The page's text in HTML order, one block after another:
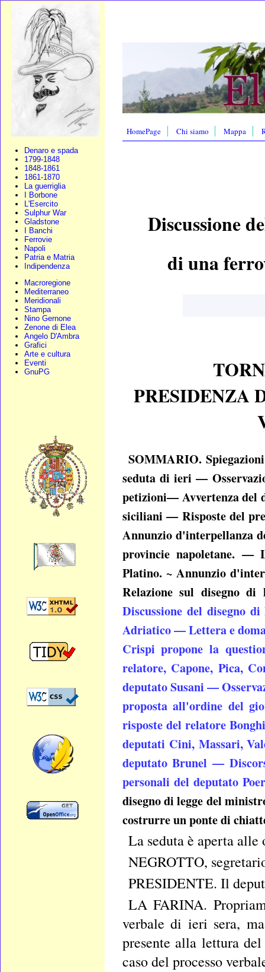
Denaro e spada
1799-1848
1848-1861
1861-1870
La guerriglia
I Borbone
L'Esercito
Sulphur War
Gladstone
I Banchi
Ferrovie
Napoli
Patria e Matria
Indipendenza
Macroregione
Mediterraneo
Meridionali
Stampa
Nino Gernone
Zenone di Elea
Angelo D'Ambra
Grafici
Arte e cultura
Eventi
GnuPG
HomePage Chi siamo Mappa
Discussione
di una
PRESIDENZA
SOMMARIO.
seduta di ieri —
petizioni— Avvertenza del
siciliani — Risposte del
Annunzio d'interpellanza
provincie napoletane. —
Platino. ~ Annunzio
Relazione sul disegno
Discussione del disegno
Adriatico — Lettera e
Crispi propone la
relatore, Capone, Pica,
deputato Susani —
proposta all'ordine del
risposte del relatore
deputati Cini, Massari,
deputato Brunel —
personali del deputato
disegno di legge del
costrurre un ponte di
La seduta è aperta
NEGROTTO,
PRESIDENTE. Il
LA FARINA.
verbale di ieri sera,
presente alla lettura
caso del processo